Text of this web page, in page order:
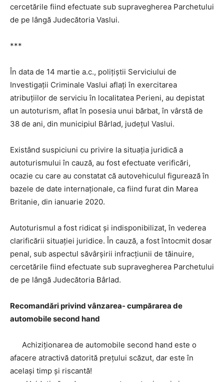
cercetările fiind efectuate sub supravegherea Parchetului
de pe lângă Judecătoria Vaslui.
***
În data de 14 martie a.c., polițiștii Serviciului de
Investigații Criminale Vaslui aflați în exercitarea
atribuțiilor de serviciu în localitatea Perieni, au depistat
un autoturism, aflat în posesia unui bărbat, în vârstă de
38 de ani, din municipiul Bârlad, județul Vaslui.
Existând suspiciuni cu privire la situaţia juridică a
autoturismului în cauză, au fost efectuate verificări,
ocazie cu care au constatat că autovehiculul figurează în
bazele de date internaționale, ca fiind furat din Marea
Britanie, din ianuarie 2020.
Autoturismul a fost ridicat și indisponibilizat, în vederea
clarificării situației juridice. În cauză, a fost întocmit dosar
penal, sub aspectul săvârșirii infracțiunii de tăinuire,
cercetările fiind efectuate sub supravegherea Parchetului
de pe lângă Judecătoria Bârlad.
Recomandări privind vânzarea- cumpărarea de
automobile second hand
Achiziţionarea de automobile second hand este o
afacere atractivă datorită preţului scăzut, dar este în
acelaşi timp şi riscantă!